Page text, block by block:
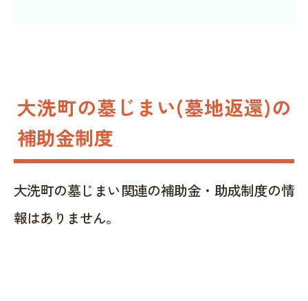
大洗町の墓じまい(墓地返還)の
補助金制度
大洗町の墓じまい関連の補助金・助成制度の情
報はありません。